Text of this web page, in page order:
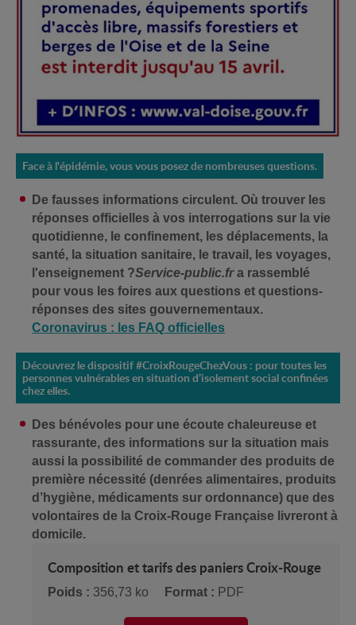
Face à l'épidémie, vous vous posez de nombreuses questions.
De fausses informations circulent. Où trouver les
réponses officielles à vos interrogations sur la vie
quotidienne, le confinement, les déplacements, la
santé, la situation sanitaire, le travail, les voyages,
l'enseignement ?Service-public.fra rassemblé
pour vous les foires aux questions et questions-
réponses des sites gouvernementaux.
Coronavirus : les FAQ officielles
Découvrez le dispositif #CroixRougeChezVous : pour toutes les
personnes vulnérables en situation d’isolement social confinées
chez elles.
Des bénévoles pour une écoute chaleureuse et
rassurante, des informations sur la situation mais
aussi la possibilité de commander des produits de
première nécessité (denrées alimentaires, produits
d’hygiène, médicaments sur ordonnance) que des
volontaires de la Croix-Rouge Française livreront à
domicile.
Composition et tarifs des paniers Croix-Rouge
Poids : 356,73 ko Format : PDF